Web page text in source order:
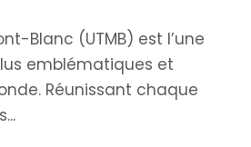
Blanc (UTMB) est l’une
emblématiques et
Réunissant chaque